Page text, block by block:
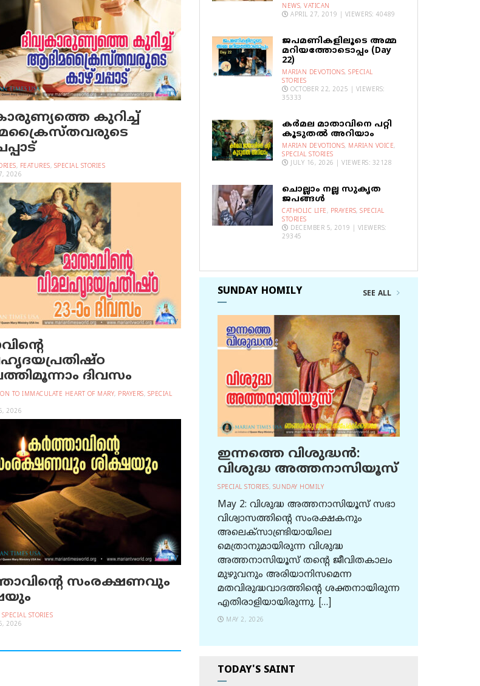
കുറിച്ച്
, FEATURES, SPECIAL STORIES
2026
ദിവസം
TO IMMACULATE HEART OF MARY, PRAYERS, SPECIAL
2026
സംരക്ഷണവും
SPECIAL STORIES
2026
NEWS, VATICAN
APRIL 27, 2019 | VIEWERS: 40489
ജപമണികളിലൂടെ അമ്മ
മറിയത്തോടൊപ്പം (Day
22)
MARIAN DEVOTIONS, SPECIAL
STORIES
OCTOBER 22, 2025 | VIEWERS:
35333
കര്‍മല മാതാവിനെ പറ്റി
കൂടുതല്‍ അറിയാം
MARIAN DEVOTIONS, MARIAN VOICE,
SPECIAL STORIES
JULY 16, 2026 | VIEWERS: 32128
ചൊല്ലാം നല്ല സുകൃത
ജപങ്ങൾ
CATHOLIC LIFE, PRAYERS, SPECIAL
STORIES
DECEMBER 5, 2019 | VIEWERS:
29345
SUNDAY HOMILY SEE ALL
ഇന്നത്തെ വിശുദ്ധന്‍:
വിശുദ്ധ അത്തനാസിയൂസ്
SPECIAL STORIES, SUNDAY HOMILY
May 2: വിശുദ്ധ അത്തനാസിയൂസ് സഭാ
വിശ്വാസത്തിന്റെ സംരക്ഷകനും
അലെക്സാണ്ട്രിയായിലെ
മെത്രാനുമായിരുന്ന വിശുദ്ധ
അത്തനാസിയൂസ് തന്റെ ജീവിതകാലം
മുഴുവനും അരിയാനിസമെന്ന
മതവിരുദ്ധവാദത്തിന്റെ ശക്തനായിരുന്ന
എതിരാളിയായിരുന്നു. […]
MAY 2, 2026
TODAY'S SAINT